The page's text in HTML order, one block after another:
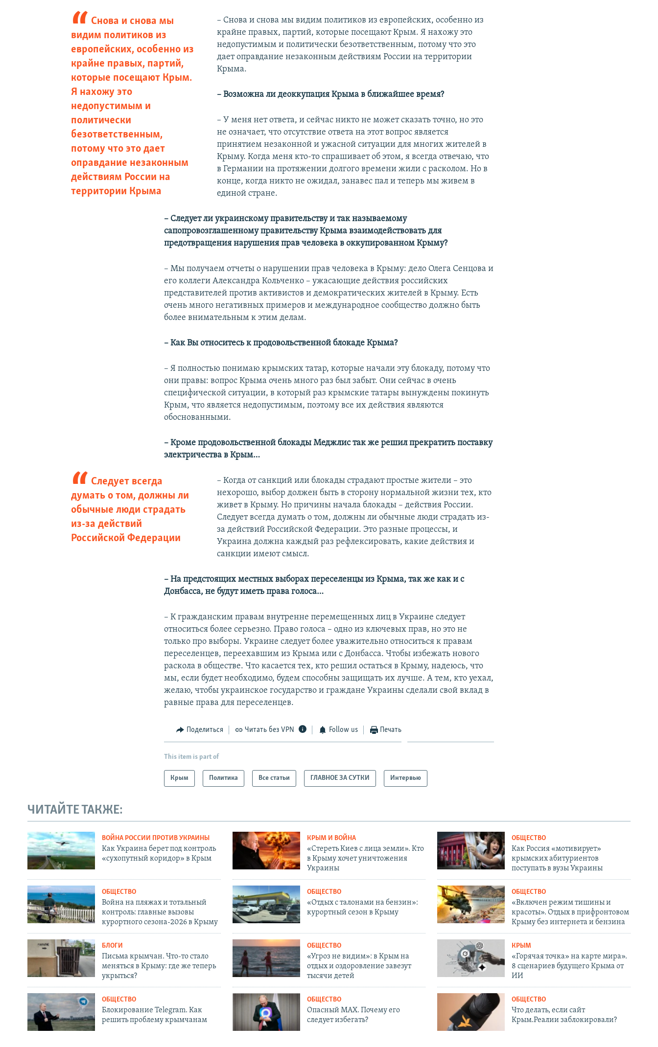
Снова и снова мы
видим политиков из
европейских, особенно из
крайне правых, партий,
которые посещают Крым.
Я нахожу это
недопустимым и
политически
безответственным,
потому что это дает
оправдание незаконным
действиям России на
территории Крыма
– Снова и снова мы видим политиков из европейских, особенно из
крайне правых, партий, которые посещают Крым. Я нахожу это
недопустимым и политически безответственным, потому что это
дает оправдание незаконным действиям России на территории
Крыма.
– Возможна ли деоккупация Крыма в ближайшее время?
– У меня нет ответа, и сейчас никто не может сказать точно, но это
не означает, что отсутствие ответа на этот вопрос является
принятием незаконной и ужасной ситуации для многих жителей в
Крыму. Когда меня кто-то спрашивает об этом, я всегда отвечаю, что
в Германии на протяжении долгого времени жили с расколом. Но в
конце, когда никто не ожидал, занавес пал и теперь мы живем в
единой стране.
– Следует ли украинскому правительству и так называемому
сапопровозглашенному правительству Крыма взаимодействовать для
предотвращения нарушения прав человека в оккупированном Крыму?
– Мы получаем отчеты о нарушении прав человека в Крыму: дело Олега Сенцова и
его коллеги Александра Кольченко – ужасающие действия российских
представителей против активистов и демократических жителей в Крыму. Есть
очень много негативных примеров и международное сообщество должно быть
более внимательным к этим делам.
–Как Вы относитесь к продовольственной блокаде Крыма?
– Я полностью понимаю крымских татар, которые начали эту блокаду, потому что
они правы: вопрос Крыма очень много раз был забыт. Они сейчас в очень
специфической ситуации, в который раз крымские татары вынуждены покинуть
Крым, что является недопустимым, поэтому все их действия являются
обоснованными.
–Кроме продовольственной блокады Меджлис так же решил прекратить поставку
электричества в Крым…
Следует всегда
думать о том, должны ли
обычные люди страдать
из-за действий
Российской Федерации
– Когда от санкций или блокады страдают простые жители – это
нехорошо, выбор должен быть в сторону нормальной жизни тех, кто
живет в Крыму. Но причины начала блокады – действия России.
Следует всегда думать о том, должны ли обычные люди страдать из-
за действий Российской Федерации. Это разные процессы, и
Украина должна каждый раз рефлексировать, какие действия и
санкции имеют смысл.
– На предстоящих местных выборах переселенцы из Крыма, так же как и с
Донбасса, не будут иметь права голоса…
– К гражданским правам внутренне перемещенных лиц в Украине следует
относиться более серьезно. Право голоса – одно из ключевых прав, но это не
только про выборы. Украине следует более уважительно относиться к правам
переселенцев, переехавшим из Крыма или с Донбасса. Чтобы избежать нового
раскола в обществе. Что касается тех, кто решил остаться в Крыму, надеюсь, что
мы, если будет необходимо, будем способны защищать их лучше. А тем, кто уехал,
желаю, чтобы украинское государство и граждане Украины сделали свой вклад в
равные права для переселенцев.
Поделиться Читать без VPN Follow us Печать
This item is part of
Крым Политика Все статьи ГЛАВНОЕ ЗА СУТКИ Интервью
ЧИТАЙТЕ ТАКЖЕ:
ВОЙНА РОССИИ ПРОТИВ УКРАИНЫ
Как Украина берет под контроль
«сухопутный коридор» в Крым
КРЫМ И ВОЙНА
«Стереть Киев с лица земли». Кто
в Крыму хочет уничтожения
Украины
ОБЩЕСТВО
Как Россия «мотивирует»
крымских абитуриентов
поступать в вузы Украины
ОБЩЕСТВО
Война на пляжах и тотальный
контроль: главные вызовы
курортного сезона-2026 в Крыму
ОБЩЕСТВО
«Отдых с талонами на бензин»:
курортный сезон в Крыму
ОБЩЕСТВО
«Включен режим тишины и
красоты». Отдых в прифронтовом
Крыму без интернета и бензина
БЛОГИ
Письма крымчан. Что-то стало
меняться в Крыму: где же теперь
укрыться?
ОБЩЕСТВО
«Угроз не видим»: в Крым на
отдых и оздоровление завезут
тысячи детей
КРЫМ
«Горячая точка» на карте мира».
8 сценариев будущего Крыма от
ИИ
ОБЩЕСТВО
Блокирование Telegram. Как
решить проблему крымчанам
ОБЩЕСТВО
Опасный MAX. Почему его
следует избегать?
ОБЩЕСТВО
Что делать, если сайт
Крым.Реалии заблокировали?